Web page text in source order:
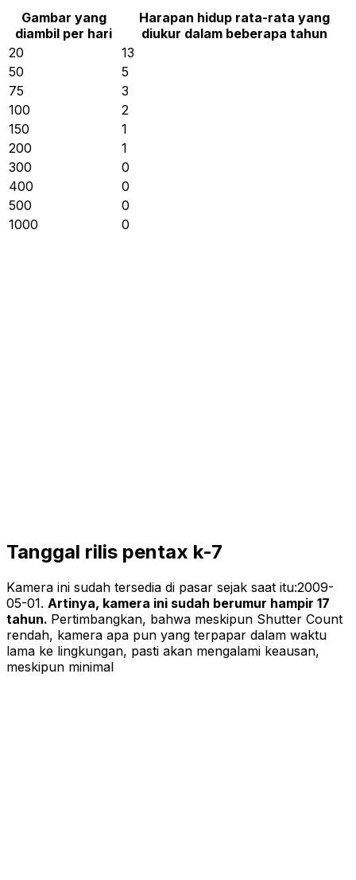
Gambar yang
diambil per hari
Harapan hidup rata-rata yang
diukur dalam beberapa tahun
20
13
50
5
75
3
100
2
150
1
200
1
300
0
400
0
500
0
1000
0
Tanggal rilis pentax k-7
Kamera ini sudah tersedia di pasar sejak saat itu:2009-
05-01. Artinya, kamera ini sudah berumur hampir 17
tahun. Pertimbangkan, bahwa meskipun Shutter Count
rendah, kamera apa pun yang terpapar dalam waktu
lama ke lingkungan, pasti akan mengalami keausan,
meskipun minimal